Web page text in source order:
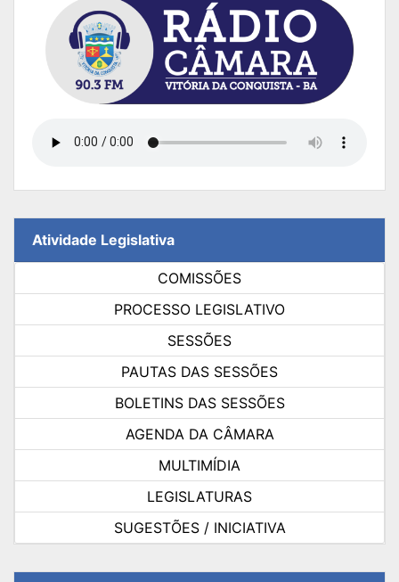
Atividade Legislativa
COMISSÕES
PROCESSO LEGISLATIVO
SESSÕES
PAUTAS DAS SESSÕES
BOLETINS DAS SESSÕES
AGENDA DA CÂMARA
MULTIMÍDIA
LEGISLATURAS
SUGESTÕES / INICIATIVA